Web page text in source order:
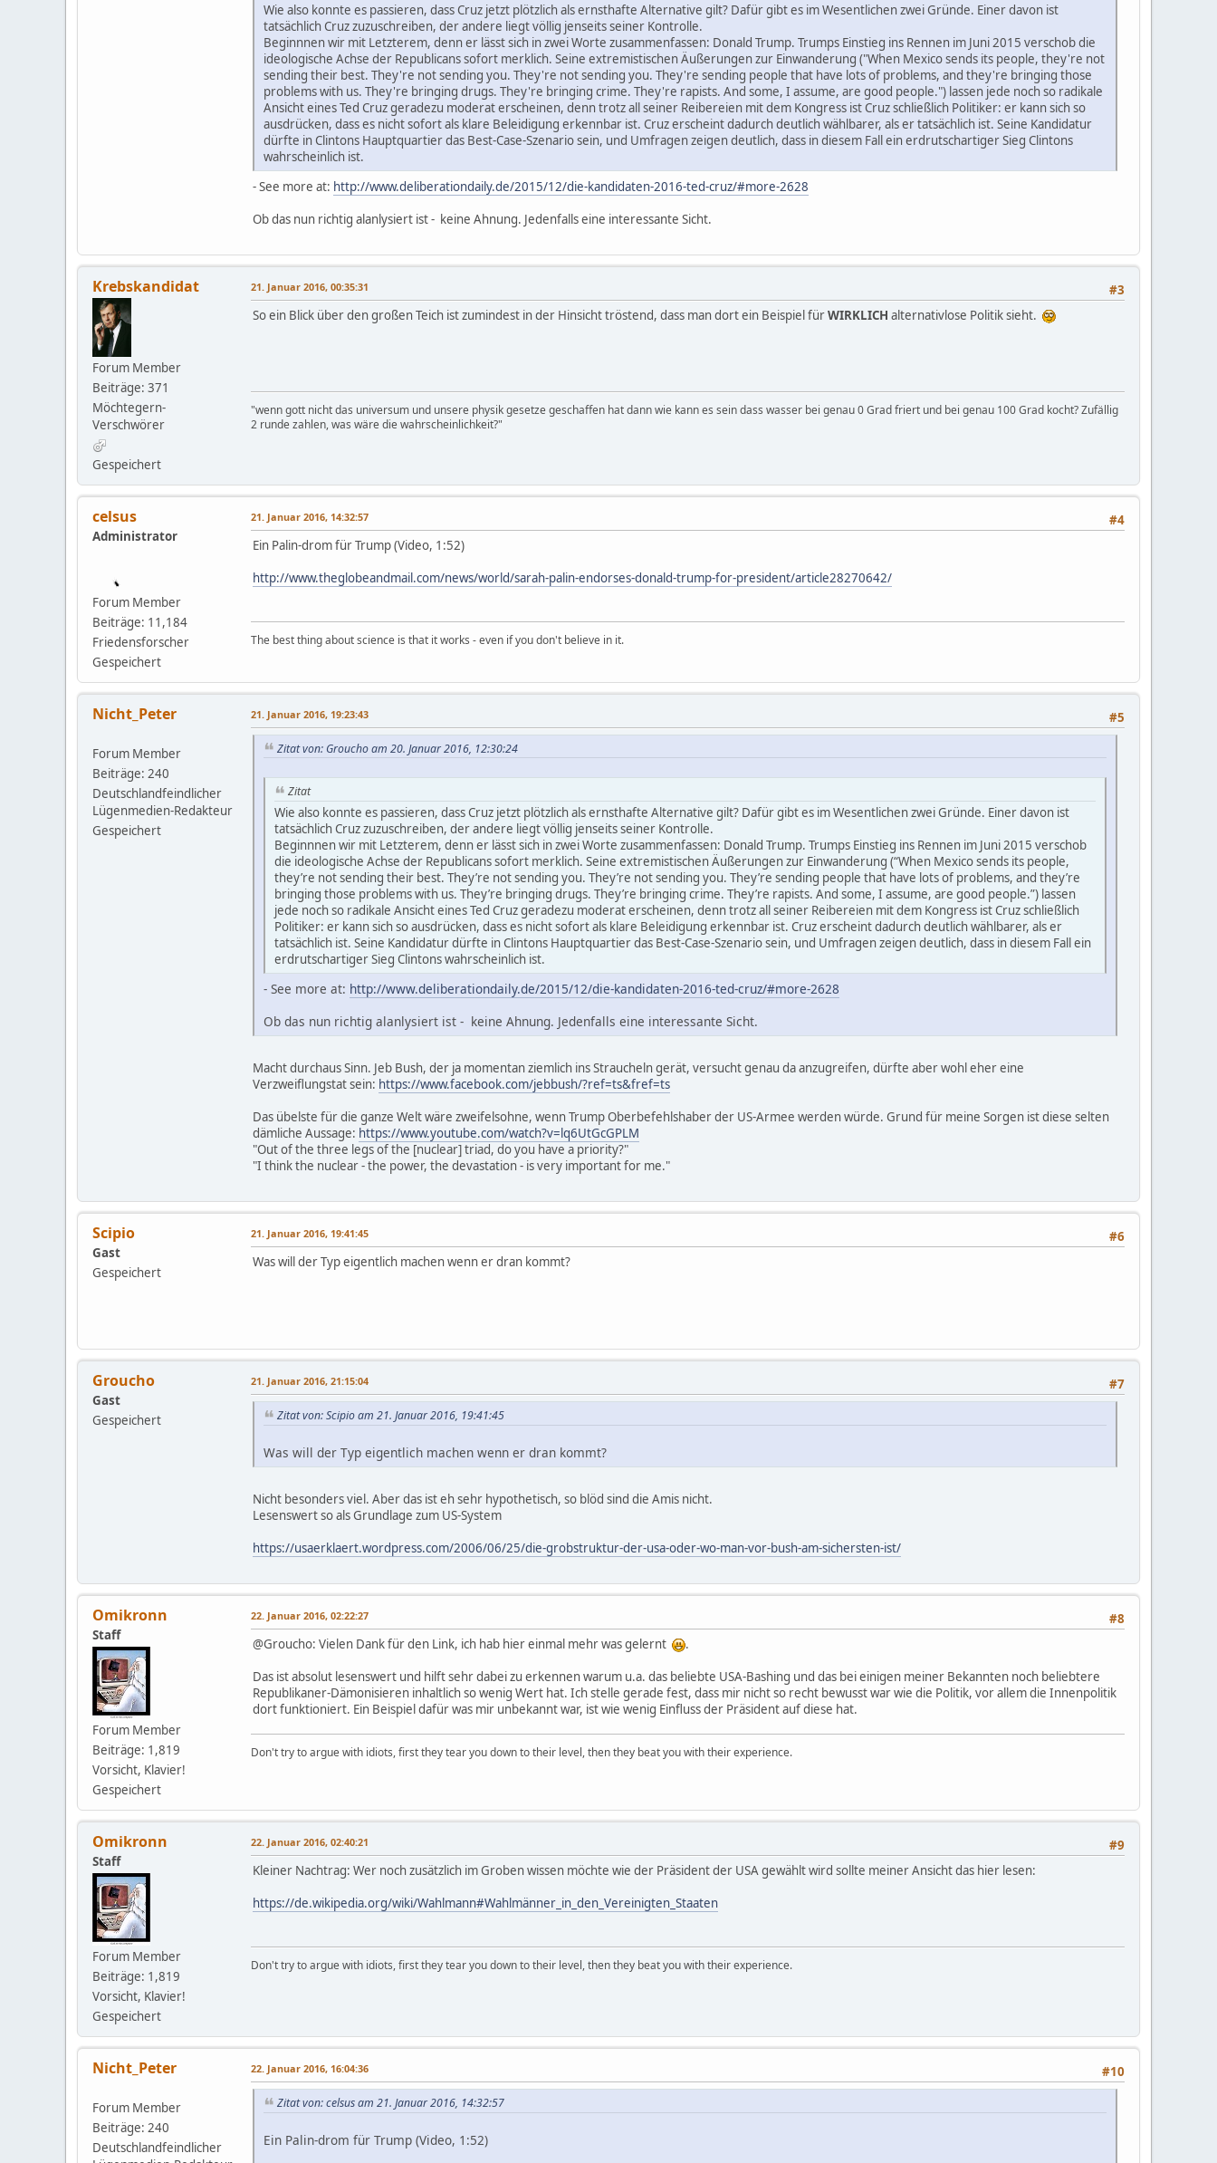
Wie also konnte es passieren, dass Cruz jetzt plötzlich als ernsthafte Alternative gilt? Dafür gibt es im Wesentlichen zwei Gründe. Einer davon ist
tatsächlich Cruz zuzuschreiben, der andere liegt völlig jenseits seiner Kontrolle.
Beginnnen wir mit Letzterem, denn er lässt sich in zwei Worte zusammenfassen: Donald Trump. Trumps Einstieg ins Rennen im Juni 2015 verschob die
ideologische Achse der Republicans sofort merklich. Seine extremistischen Äußerungen zur Einwanderung ("When Mexico sends its people, they're not
sending their best. They're not sending you. They're not sending you. They're sending people that have lots of problems, and they're bringing those
problems with us. They're bringing drugs. They're bringing crime. They're rapists. And some, I assume, are good people.") lassen jede noch so radikale
Ansicht eines Ted Cruz geradezu moderat erscheinen, denn trotz all seiner Reibereien mit dem Kongress ist Cruz schließlich Politiker: er kann sich so
ausdrücken, dass es nicht sofort als klare Beleidigung erkennbar ist. Cruz erscheint dadurch deutlich wählbarer, als er tatsächlich ist. Seine Kandidatur
dürfte in Clintons Hauptquartier das Best-Case-Szenario sein, und Umfragen zeigen deutlich, dass in diesem Fall ein erdrutschartiger Sieg Clintons
wahrscheinlich ist.
- See more at: http://www.deliberationdaily.de/2015/12/die-kandidaten-2016-ted-cruz/#more-2628
Ob das nun richtig alanlysiert ist - keine Ahnung. Jedenfalls eine interessante Sicht.
Krebskandidat
Forum Member
Beiträge: 371
Möchtegern-
Verschwörer
Gespeichert
#3
21. Januar 2016, 00:35:31
So ein Blick über den großen Teich ist zumindest in der Hinsicht tröstend, dass man dort ein Beispiel fürWIRKLICH alternativlose Politik sieht.
"wenn gott nicht das universum und unsere physik gesetze geschaffen hat dann wie kann es sein dass wasser bei genau 0 Grad friert und bei genau 100 Grad kocht? Zufällig
2 runde zahlen, was wäre die wahrscheinlichkeit?"
celsus
Administrator
Forum Member
Beiträge: 11,184
Friedensforscher
Gespeichert
#4
21. Januar 2016, 14:32:57
Ein Palin-drom für Trump (Video, 1:52)
http://www.theglobeandmail.com/news/world/sarah-palin-endorses-donald-trump-for-president/article28270642/
The best thing about science is that it works - even if you don't believe in it.
Nicht_Peter
Forum Member
Beiträge: 240
Deutschlandfeindlicher
Lügenmedien-Redakteur
Gespeichert
#5
21. Januar 2016, 19:23:43
Zitat von: Groucho am 20. Januar 2016, 12:30:24
Zitat
Wie also konnte es passieren, dass Cruz jetzt plötzlich als ernsthafte Alternative gilt? Dafür gibt es im Wesentlichen zwei Gründe. Einer davon ist
tatsächlich Cruz zuzuschreiben, der andere liegt völlig jenseits seiner Kontrolle.
Beginnnen wir mit Letzterem, denn er lässt sich in zwei Worte zusammenfassen: Donald Trump. Trumps Einstieg ins Rennen im Juni 2015 verschob
die ideologische Achse der Republicans sofort merklich. Seine extremistischen Äußerungen zur Einwanderung (“When Mexico sends its people,
they’re not sending their best. They’re not sending you. They’re not sending you. They’re sending people that have lots of problems, and they’re
bringing those problems with us. They’re bringing drugs. They’re bringing crime. They’re rapists. And some, I assume, are good people.”) lassen
jede noch so radikale Ansicht eines Ted Cruz geradezu moderat erscheinen, denn trotz all seiner Reibereien mit dem Kongress ist Cruz schließlich
Politiker: er kann sich so ausdrücken, dass es nicht sofort als klare Beleidigung erkennbar ist. Cruz erscheint dadurch deutlich wählbarer, als er
tatsächlich ist. Seine Kandidatur dürfte in Clintons Hauptquartier das Best-Case-Szenario sein, und Umfragen zeigen deutlich, dass in diesem Fall ein
erdrutschartiger Sieg Clintons wahrscheinlich ist.
- See more at: http://www.deliberationdaily.de/2015/12/die-kandidaten-2016-ted-cruz/#more-2628
Ob das nun richtig alanlysiert ist - keine Ahnung. Jedenfalls eine interessante Sicht.
Macht durchaus Sinn. Jeb Bush, der ja momentan ziemlich ins Straucheln gerät, versucht genau da anzugreifen, dürfte aber wohl eher eine
Verzweiflungstat sein: https://www.facebook.com/jebbush/?ref=ts&fref=ts
Das übelste für die ganze Welt wäre zweifelsohne, wenn Trump Oberbefehlshaber der US-Armee werden würde. Grund für meine Sorgen ist diese selten
dämliche Aussage: https://www.youtube.com/watch?v=lq6UtGcGPLM
"Out of the three legs of the [nuclear] triad, do you have a priority?"
"I think the nuclear - the power, the devastation - is very important for me."
Scipio
Gast
Gespeichert
#6
21. Januar 2016, 19:41:45
Was will der Typ eigentlich machen wenn er dran kommt?
Groucho
Gast
Gespeichert
#7
21. Januar 2016, 21:15:04
Zitat von: Scipio am 21. Januar 2016, 19:41:45
Was will der Typ eigentlich machen wenn er dran kommt?
Nicht besonders viel. Aber das ist eh sehr hypothetisch, so blöd sind die Amis nicht.
Lesenswert so als Grundlage zum US-System
https://usaerklaert.wordpress.com/2006/06/25/die-grobstruktur-der-usa-oder-wo-man-vor-bush-am-sichersten-ist/
Omikronn
Staff
Forum Member
Beiträge: 1,819
Vorsicht, Klavier!
Gespeichert
#8
22. Januar 2016, 02:22:27
@Groucho: Vielen Dank für den Link, ich hab hier einmal mehr was gelernt
.
Das ist absolut lesenswert und hilft sehr dabei zu erkennen warum u.a. das beliebte USA-Bashing und das bei einigen meiner Bekannten noch beliebtere
Republikaner-Dämonisieren inhaltlich so wenig Wert hat. Ich stelle gerade fest, dass mir nicht so recht bewusst war wie die Politik, vor allem die Innenpolitik
dort funktioniert. Ein Beispiel dafür was mir unbekannt war, ist wie wenig Einfluss der Präsident auf diese hat.
Don't try to argue with idiots, first they tear you down to their level, then they beat you with their experience.
Omikronn
Staff
Forum Member
Beiträge: 1,819
Vorsicht, Klavier!
Gespeichert
#9
22. Januar 2016, 02:40:21
Kleiner Nachtrag: Wer noch zusätzlich im Groben wissen möchte wie der Präsident der USA gewählt wird sollte meiner Ansicht das hier lesen:
https://de.wikipedia.org/wiki/Wahlmann#Wahlmänner_in_den_Vereinigten_Staaten
Don't try to argue with idiots, first they tear you down to their level, then they beat you with their experience.
Nicht_Peter
Forum Member
Beiträge: 240
Deutschlandfeindlicher
#10
22. Januar 2016, 16:04:36
Zitat von: celsus am 21. Januar 2016, 14:32:57
Ein Palin-drom für Trump (Video, 1:52)